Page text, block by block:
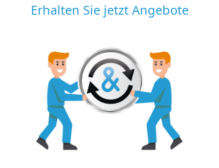
Erhalten Sie jetzt Angebote